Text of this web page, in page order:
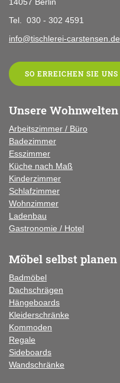
Tel. 030 - 302 4591
info@tischlerei-carstensen.de
SO ERREICHEN SIE UNS
Unsere Wohnwelten
Arbeitszimmer / Büro
Badezimmer
Esszimmer
Küche nach Maß
Kinderzimmer
Schlafzimmer
Wohnzimmer
Ladenbau
Gastronomie / Hotel
Möbel selbst planen
Badmöbel
Dachschrägen
Hängeboards
Kleiderschränke
Kommoden
Regale
Sideboards
Wandschränke